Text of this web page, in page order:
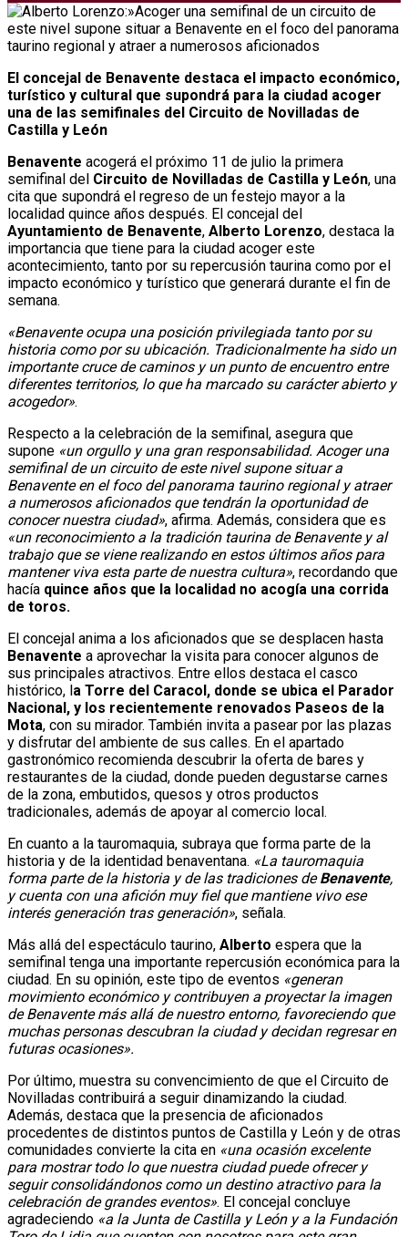
El concejal de Benavente destaca el impacto económico,
turístico y cultural que supondrá para la ciudad acoger
una de las semifinales del Circuito de Novilladas de
Castilla y León
Benavente acogerá el próximo 11 de julio la primera
semifinal del Circuito de Novilladas de Castilla y León, una
cita que supondrá el regreso de un festejo mayor a la
localidad quince años después. El concejal del
Ayuntamiento de Benavente, Alberto Lorenzo, destaca la
importancia que tiene para la ciudad acoger este
acontecimiento, tanto por su repercusión taurina como por el
impacto económico y turístico que generará durante el fin de
semana.
«Benavente ocupa una posición privilegiada tanto por su
historia como por su ubicación. Tradicionalmente ha sido un
importante cruce de caminos y un punto de encuentro entre
diferentes territorios, lo que ha marcado su carácter abierto y
acogedor».
Respecto a la celebración de la semifinal, asegura que
supone «un orgullo y una gran responsabilidad. Acoger una
semifinal de un circuito de este nivel supone situar a
Benavente en el foco del panorama taurino regional y atraer
a numerosos aficionados que tendrán la oportunidad de
conocer nuestra ciudad», afirma. Además, considera que es
«un reconocimiento a la tradición taurina de Benavente y al
trabajo que se viene realizando en estos últimos años para
mantener viva esta parte de nuestra cultura», recordando que
hacía quince años que la localidad no acogía una corrida
de toros.
El concejal anima a los aficionados que se desplacen hasta
Benavente a aprovechar la visita para conocer algunos de
sus principales atractivos. Entre ellos destaca el casco
histórico, la Torre del Caracol, donde se ubica el Parador
Nacional, y los recientemente renovados Paseos de la
Mota, con su mirador. También invita a pasear por las plazas
y disfrutar del ambiente de sus calles. En el apartado
gastronómico recomienda descubrir la oferta de bares y
restaurantes de la ciudad, donde pueden degustarse carnes
de la zona, embutidos, quesos y otros productos
tradicionales, además de apoyar al comercio local.
En cuanto a la tauromaquia, subraya que forma parte de la
historia y de la identidad benaventana. «La tauromaquia
forma parte de la historia y de las tradiciones deBenavente,
y cuenta con una afición muy fiel que mantiene vivo ese
interés generación tras generación», señala.
Más allá del espectáculo taurino, Alberto espera que la
semifinal tenga una importante repercusión económica para la
ciudad. En su opinión, este tipo de eventos «generan
movimiento económico y contribuyen a proyectar la imagen
de Benavente más allá de nuestro entorno, favoreciendo que
muchas personas descubran la ciudad y decidan regresar en
futuras ocasiones».
Por último, muestra su convencimiento de que el Circuito de
Novilladas contribuirá a seguir dinamizando la ciudad.
Además, destaca que la presencia de aficionados
procedentes de distintos puntos de Castilla y León y de otras
comunidades convierte la cita en «una ocasión excelente
para mostrar todo lo que nuestra ciudad puede ofrecer y
seguir consolidándonos como un destino atractivo para la
celebración de grandes eventos». El concejal concluye
agradeciendo «a la Junta de Castilla y León y a la Fundación